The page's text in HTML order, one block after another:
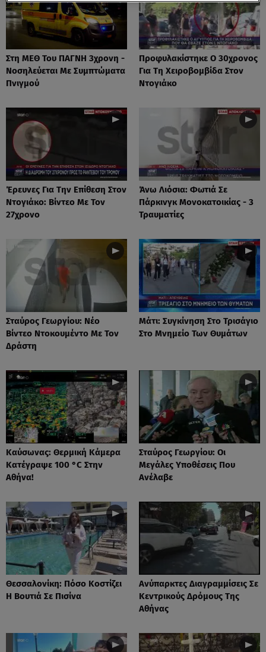
Στη ΜΕΘ Του ΠΑΓΝΗ 3χρονη -
Νοσηλεύεται Με Συμπτώματα
Πνιγμού
Προφυλακίστηκε Ο 30χρονος
Για Τη Χειροβομβίδα Στον
Ντογιάκο
Έρευνες Για Την Επίθεση Στον
Ντογιάκο: Βίντεο Με Τον
27χρονο
Άνω Λιόσια: Φωτιά Σε
Πάρκινγκ Μονοκατοικίας - 3
Τραυματίες
Σταύρος Γεωργίου: Νέο
Βίντεο Ντοκουμέντο Με Τον
Δράστη
Μάτι: Συγκίνηση Στο Τρισάγιο
Στο Μνημείο Των Θυμάτων
Καύσωνας: Θερμική Κάμερα
Κατέγραψε 100 °C Στην
Αθήνα!
Σταύρος Γεωργίου: Οι
Μεγάλες Υποθέσεις Που
Ανέλαβε
Θεσσαλονίκη: Πόσο Κοστίζει
Η Βουτιά Σε Πισίνα
Ανύπαρκτες Διαγραμμίσεις Σε
Κεντρικούς Δρόμους Της
Αθήνας